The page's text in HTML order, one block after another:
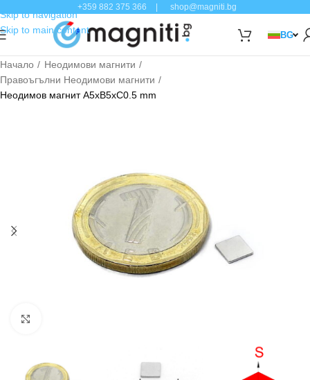
Skip to navigation
Skip to main content
+359 882 375 366 shop@magniti.bg
BG
Начало
Неодимови магнити
Правоъгълни Неодимови магнити
Неодимов магнит A5xB5xC0.5 mm